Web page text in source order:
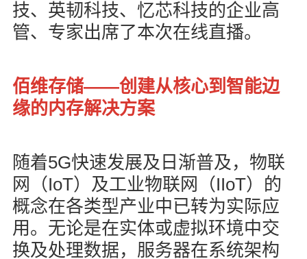
技、英韧科技、忆芯科技的企业高
管、专家出席了本次在线直播。
佰维存储——创建从核心到智能边
缘的内存解决方案
随着5G快速发展及日渐普及，物联
网（IoT）及工业物联网（IIoT）的
概念在各类型产业中已转为实际应
用。无论是在实体或虚拟环境中交
换及处理数据，服务器在系统架构